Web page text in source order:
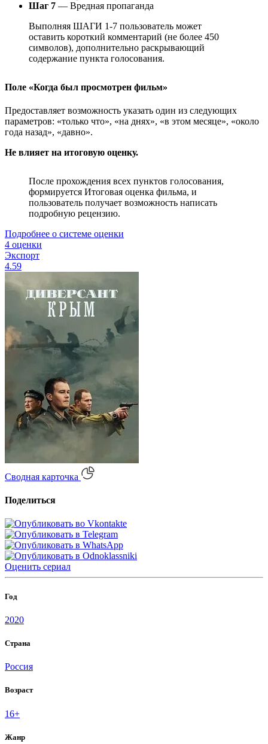
Шаг 7 — Вредная пропаганда
Выполняя ШАГИ 1-7 пользователь может
оставить короткий комментарий (не более 450
символов), дополнительно раскрывающий
содержание пункта голосования.
Поле «Когда был просмотрен фильм»
Предоставляет возможность указать один из следующих
параметров: «только что», «на днях», «в этом месяце», «около
года назад», «давно».
Не влияет на итоговую оценку.
После прохождения всех пунктов голосования,
формируется Итоговая оценка фильма, и
пользователь получает возможность написать
подробную рецензию.
Подробнее о системе оценки
4 оценки
Экспорт
4.59
Сводная карточка
Поделиться
Оценить сериал
Год
2020
Страна
Россия
Возраст
16+
Жанр